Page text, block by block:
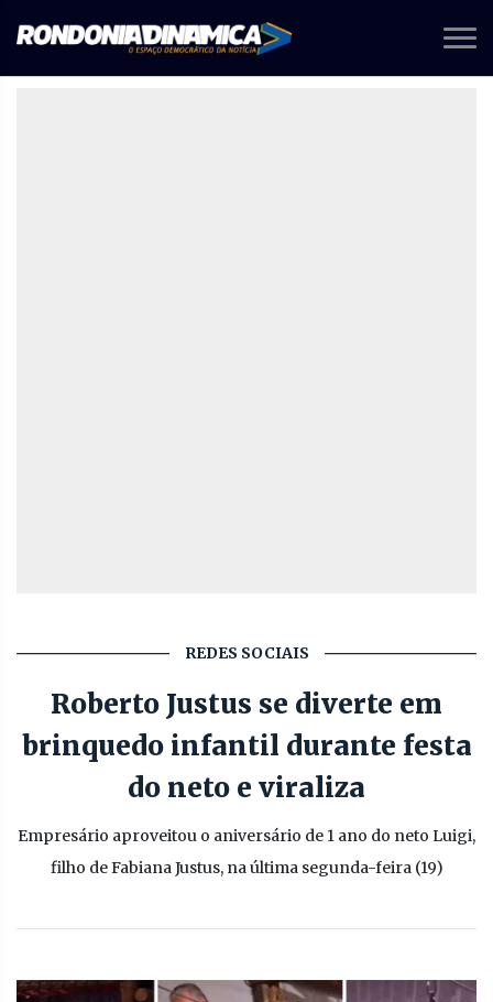
REDES SOCIAIS
Roberto Justus se diverte em
brinquedo infantil durante festa
do neto e viraliza
Empresário aproveitou o aniversário de 1 ano do neto Luigi,
filho de Fabiana Justus, na última segunda-feira (19)